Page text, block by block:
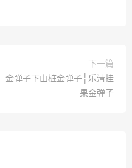
下一篇
金弹子下山桩金弹子╬乐清挂
果金弹子